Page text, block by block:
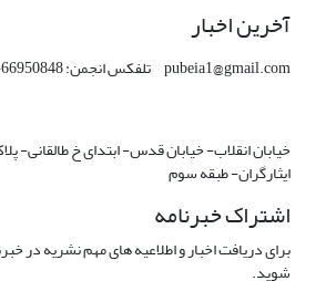
آخرین اخبار
pubeia1@gmail.com تلفکس انجمن: 66950848- 021
ایثارگران- طبقه سوم
اشتراک خبرنامه
برای دریافت اخبار و اطلاعیه های مهم نشریه در
شوید.